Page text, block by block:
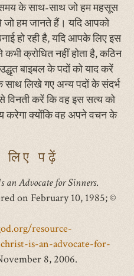
के साथ-साथ जो हम महसूस
हम जानते हैं। यदि आपको
हो रही है, यदि आपके लिए इस
क्रोधित नहीं होता है, कठिन
बाइबल के पदों को याद करें
लिखे गए अन्य पदों के संदर्भ
करें कि वह इस सत्य को
क्योंकि वह अपने वचन के
पढ़ें
an Advocate for Sinners.
on February 10, 1985; ©
resource-
is-an-advocate-for-
8, 2006.